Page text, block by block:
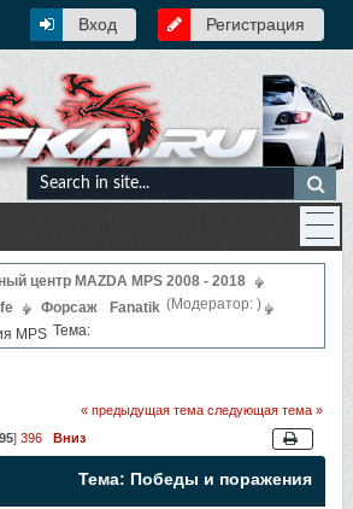
Вход Регистрация
центр MAZDA MPS 2008 - 2018
Форсаж (Модератор:
Fanatik
)
Тема:
MPS
« предыдущая тема следующая тема »
]396 Вниз
Тема: Победы и поражения